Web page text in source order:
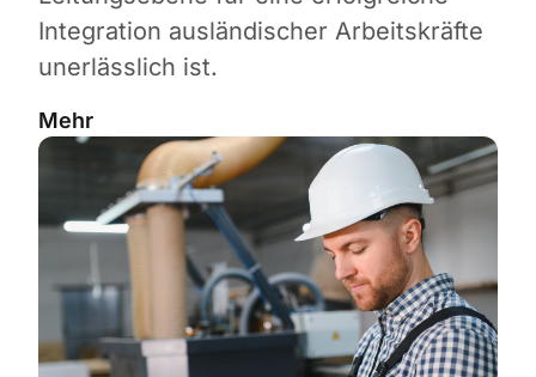
Integration ausländischer Arbeitskräfte
unerlässlich ist.
Mehr